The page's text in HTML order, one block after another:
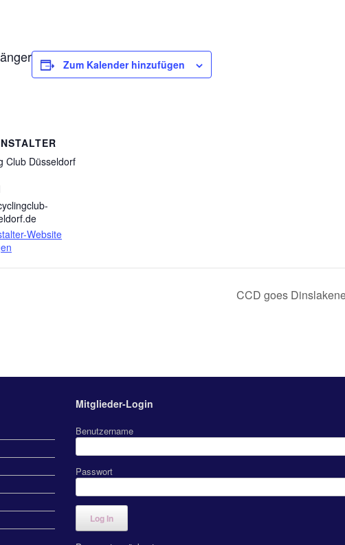
Zum Kalender hinzufügen
Club Düsseldorf
Website
CCD goes
Mitglieder-Login
Benutzername
Passwort